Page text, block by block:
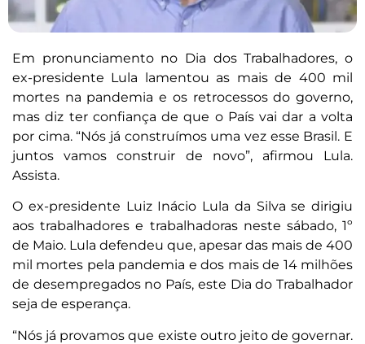
Em pronunciamento no Dia dos Trabalhadores, o
ex-presidente Lula lamentou as mais de 400 mil
mortes na pandemia e os retrocessos do governo,
mas diz ter confiança de que o País vai dar a volta
por cima. “Nós já construímos uma vez esse Brasil. E
juntos vamos construir de novo”, afirmou Lula.
Assista.
O ex-presidente Luiz Inácio Lula da Silva se dirigiu
aos trabalhadores e trabalhadoras neste sábado, 1º
de Maio. Lula defendeu que, apesar das mais de 400
mil mortes pela pandemia e dos mais de 14 milhões
de desempregados no País, este Dia do Trabalhador
seja de esperança.
“Nós já provamos que existe outro jeito de governar.